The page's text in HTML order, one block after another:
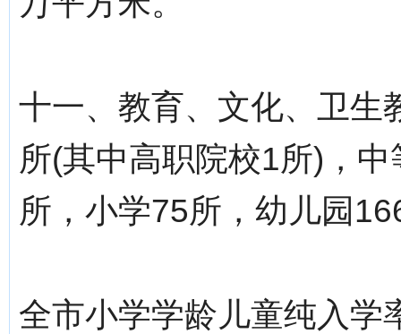
十一、教育、文化、卫生
所(其中高职院校1所)，
所，小学75所，幼儿园
全市小学学龄儿童纯入学